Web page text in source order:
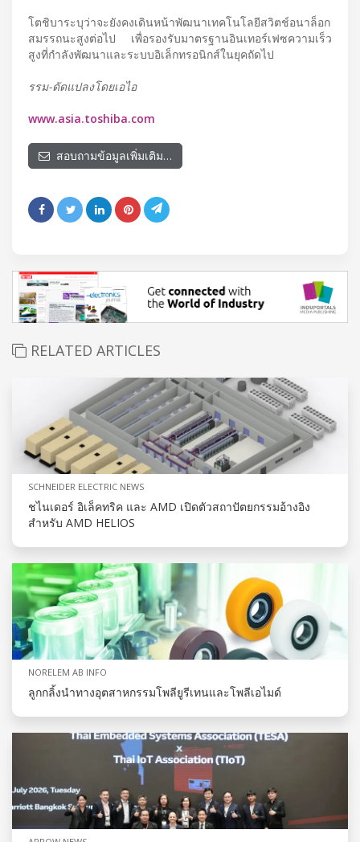
โตชิบาระบุว่าจะยังคงเดินหน้าพัฒนาเทคโนโลยีสวิตช์อนาล็อก
สมรรถนะสูงต่อไป เพื่อรองรับมาตรฐานอินเทอร์เฟซความเร็ว
สูงที่กำลังพัฒนาและระบบอิเล็กทรอนิกส์ในยุคถัดไป
รรม-ดัดแปลงโดยเอไอ
www.asia.toshiba.com
สอบถามข้อมูลเพิ่มเติม…
RELATED ARTICLES
SCHNEIDER ELECTRIC NEWS
ชไนเดอร์ อิเล็คทริค และ AMD เปิดตัวสถาปัตยกรรมอ้างอิง
สำหรับ AMD HELIOS
NORELEM AB INFO
ลูกกลิ้งนำทางอุตสาหกรรมโพลียูรีเทนและโพลีเอไมด์